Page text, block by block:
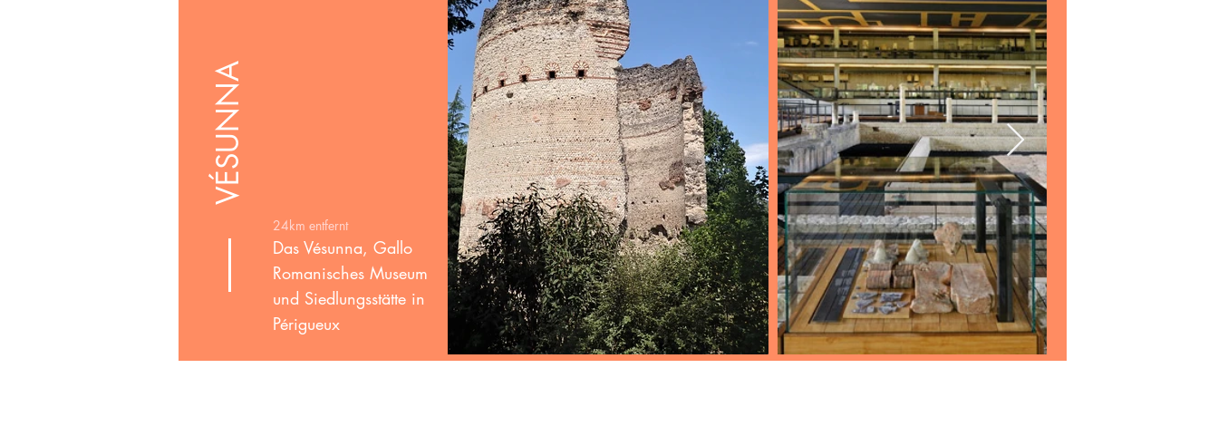
VÉSUNNA
24km entfernt
Das Vésunna, Gallo
Romanisches Museum
und Siedlungsstätte in
Périgueux